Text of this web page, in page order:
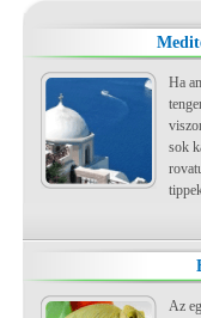
Ha
sok
Az